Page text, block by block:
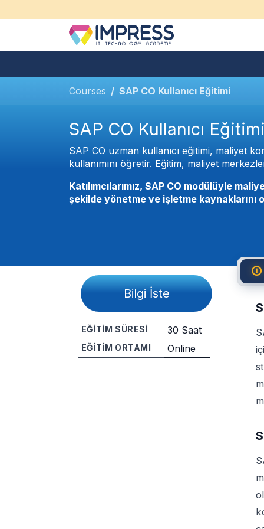
Courses SAP CO Kullanıcı Eğitimi
SAP CO Kullanıcı Eğitimi
SAP CO uzman kullanıcı eğitimi, maliyet
kullanımını öğretir. Eğitim, maliyet
Katılımcılarımız, SAP CO modülüyle
şekilde yönetme ve işletme kaynaklarını
Bilgi İste
EĞITIM SÜRESI 30 Saat
EĞITIM ORTAMI Online